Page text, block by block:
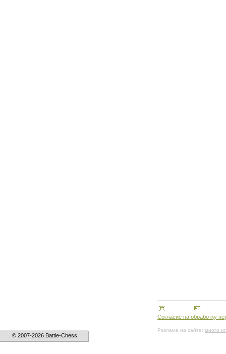
© 2007-2026 Battle-Chess
Согласие на обработку
Реклама на сайте: много